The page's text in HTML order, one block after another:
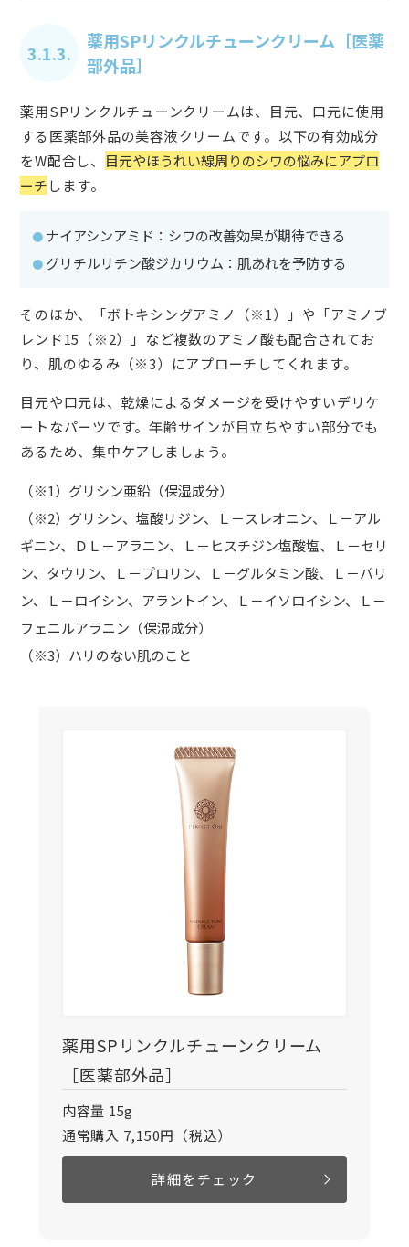
3.1.3.
薬用SPリンクルチューンクリーム［医薬
部外品］
薬用SPリンクルチューンクリームは、目元、口元に使用
する医薬部外品の美容液クリームです。以下の有効成分
をW配合し、 目元やほうれい線周りのシワの悩みにアプロ
ーチします。
ナイアシンアミド：シワの改善効果が期待できる
グリチルリチン酸ジカリウム：肌あれを予防する
そのほか、「ボトキシングアミノ（※1）」や「アミノブ
レンド15（※2）」など複数のアミノ酸も配合されてお
り、肌のゆるみ（※3）にアプローチしてくれます。
目元や口元は、乾燥によるダメージを受けやすいデリケ
ートなパーツです。年齢サインが目立ちやすい部分でも
あるため、集中ケアしましょう。
（※1）グリシン亜鉛（保湿成分）
（※2）グリシン、塩酸リジン、Ｌ－スレオニン、Ｌ－アル
ギニン、ＤＬ－アラニン、Ｌ－ヒスチジン塩酸塩、Ｌ－セリ
ン、タウリン、Ｌ－プロリン、Ｌ－グルタミン酸、Ｌ－バリ
ン、Ｌ－ロイシン、アラントイン、Ｌ－イソロイシン、Ｌ－
フェニルアラニン（保湿成分）
（※3）ハリのない肌のこと
薬用SPリンクルチューンクリーム
［医薬部外品］
内容量 15g
通常購入 7,150円（税込）
詳細をチェック